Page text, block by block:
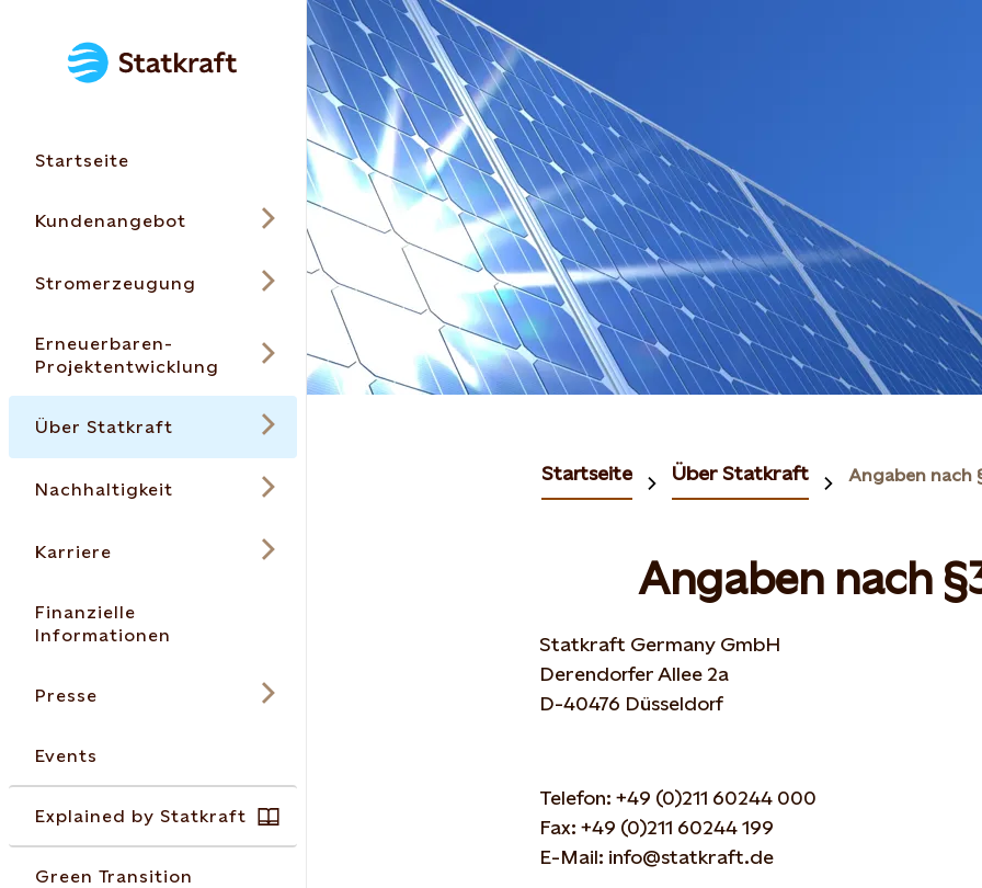
Startseite
Kundenangebot
Stromerzeugung
Erneuerbaren-
Projektentwicklung
Über Statkraft
Nachhaltigkeit
Karriere
Finanzielle
Informationen
Presse
Events
Explained by Statkraft
Green Transition
Startseite Über Statkraft Angaben nach
Angaben nach
Statkraft Germany GmbH
Derendorfer Allee 2a
D-40476 Düsseldorf
Telefon: +49 (0)211 60244 000
Fax: +49 (0)211 60244 199
E-Mail: info@statkraft.de